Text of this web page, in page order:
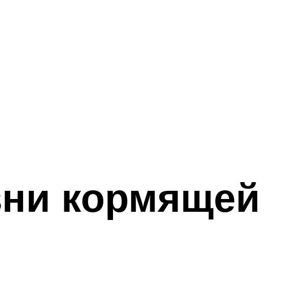
кормящей